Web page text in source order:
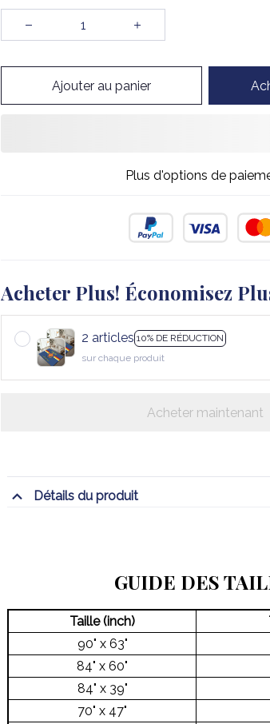
Ajouter au panier
Plus d'options de
Acheter Plus! Économisez
2 articles 10% DE RÉDUCTION
sur chaque produit
Acheter maintenant
Détails du produit
GUIDE DES
Taille (inch)
90" x 63"
84" x 60"
84" x 39"
70" x 47"